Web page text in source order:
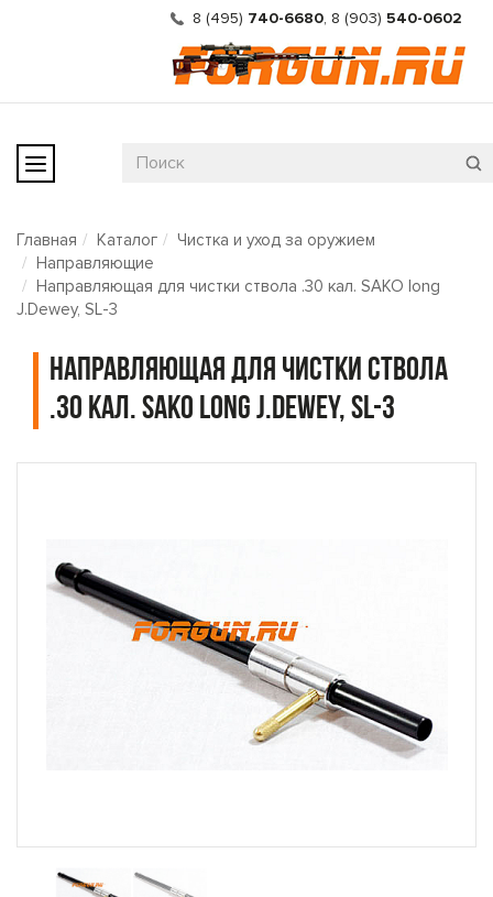
8 (495) 740-6680, 8 (903) 540-0602
Главная Каталог
Чистка и уход за оружием
Направляющие
Направляющая для чистки ствола .30 кал. SAKO long
J.Dewey, SL-3
Направляющая для чистки ствола
.30 кал. SAKO long J.Dewey, SL-3